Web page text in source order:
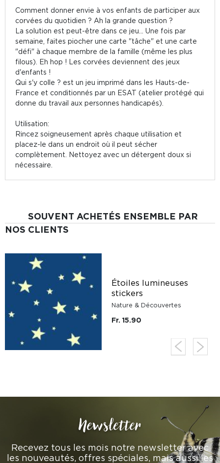
Comment donner envie à vos enfants de participer aux
corvées du quotidien ? Ah la grande question ?
La solution est peut-être dans ce jeu... Une fois par
semaine, faites piocher une carte "tâche" et une carte
"défi" à chaque membre de la famille (même les plus
filous). Eh hop ! Les corvées deviennent des jeux
d'enfants !
Qui s'y colle ? est un jeu imprimé dans les Hauts-de-
France et conditionnés par un ESAT (atelier protégé qui
donne du travail aux personnes handicapés).
Utilisation:
Rincez soigneusement après chaque utilisation et
placez-le dans un endroit où il peut sécher
complètement. Nettoyez avec un détergent doux si
nécessaire.
SOUVENT ACHETÉS ENSEMBLE PAR
NOS CLIENTS
Étoiles lumineuses
stickers
Nature & Découvertes
Fr. 15.90
Newsletter
Recevez tous les mois notre newsletter avec
les nouveautés, offres spéciales, mais aussi les